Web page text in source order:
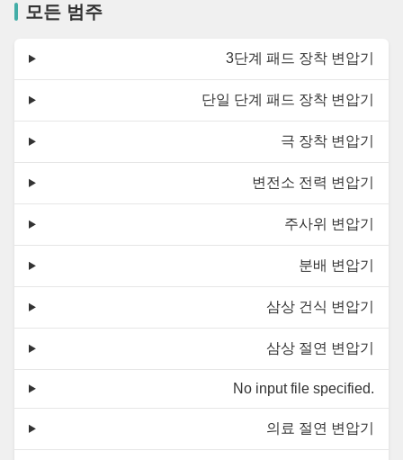
모든 범주
3단계 패드 장착 변압기
단일 단계 패드 장착 변압기
극 장착 변압기
변전소 전력 변압기
주사위 변압기
분배 변압기
삼상 건식 변압기
삼상 절연 변압기
No input file specified.
의료 절연 변압기